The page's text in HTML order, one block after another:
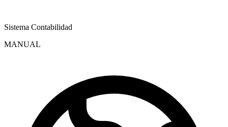
Sistema Contabilidad
MANUAL